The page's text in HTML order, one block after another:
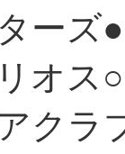
ーズ
オス
クラ